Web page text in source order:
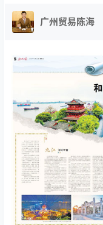
广州贸易陈海